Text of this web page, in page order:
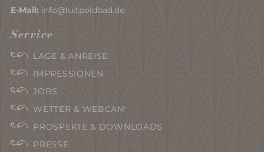
E-Mail: info@luitpoldbad.de
Service
LAGE & ANREISE
IMPRESSIONEN
JOBS
WETTER & WEBCAM
PROSPEKTE & DOWNLOADS
PRESSE